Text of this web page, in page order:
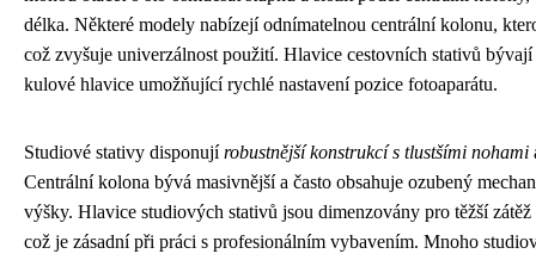
délka. Některé modely nabízejí odnímatelnou centrální kolonu,
což zvyšuje univerzálnost použití. Hlavice cestovních stativů bývají
kulové hlavice umožňující rychlé nastavení pozice fotoaparátu.
Studiové stativy disponujírobustnější konstrukcí s tlustšími nohami
Centrální kolona bývá masivnější a často obsahuje ozubený
výšky. Hlavice studiových stativů jsou dimenzovány pro těžší
což je zásadní při práci s profesionálním vybavením. Mnoho